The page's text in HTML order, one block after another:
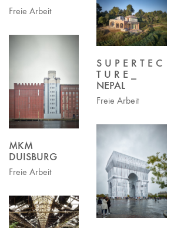
Freie Arbeit
S U P E R T E C
T U R E _
NEPAL
Freie Arbeit
MKM
DUISBURG
Freie Arbeit